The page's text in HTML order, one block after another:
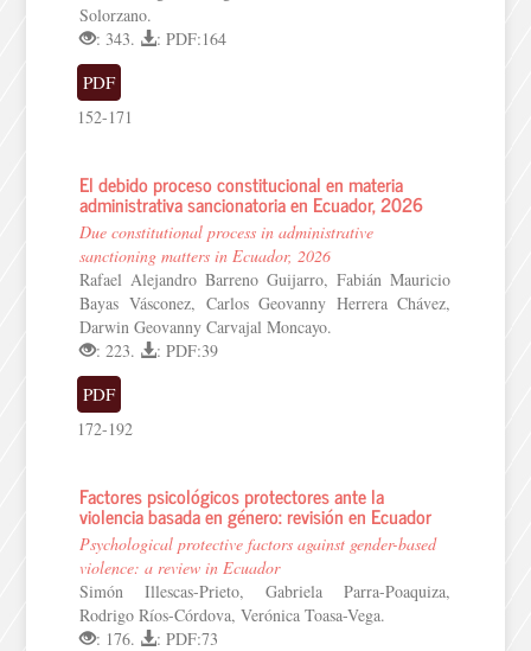
Solorzano.
: 343.
: PDF:164
PDF
152-171
El debido proceso constitucional en materia
administrativa sancionatoria en Ecuador, 2026
Due constitutional process in administrative
sanctioning matters in Ecuador, 2026
Rafael Alejandro Barreno Guijarro, Fabián Mauricio
Bayas Vásconez, Carlos Geovanny Herrera Chávez,
Darwin Geovanny Carvajal Moncayo.
: 223.
: PDF:39
PDF
172-192
Factores psicológicos protectores ante la
violencia basada en género: revisión en Ecuador
Psychological protective factors against gender-based
violence: a review in Ecuador
Simón Illescas-Prieto, Gabriela Parra-Poaquiza,
Rodrigo Ríos-Córdova, Verónica Toasa-Vega.
: 176.
: PDF:73